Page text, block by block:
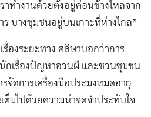
าทำงานด้วยตั้งอยู่ค่อนข้างไหลจาก
าร บางชุมชนอยู่บนเกาะที่ห่างไกล”
องระยะทาง ศลิษาบอกว่าการ
กเรื่องปัญหาอวนผี และชวนชุมชน
จัดการเครื่องมือประมงหมดอายุ
ต็มไปด้วยความน่าจดจำประทับใจ